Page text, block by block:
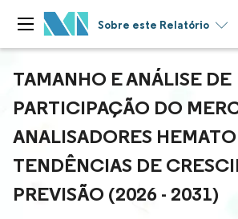
Sobre este Relatório
TAMANHO E ANÁLISE DE
PARTICIPAÇÃO DO
ANALISADORES
TENDÊNCIAS DE
PREVISÃO (2026 - 2031)